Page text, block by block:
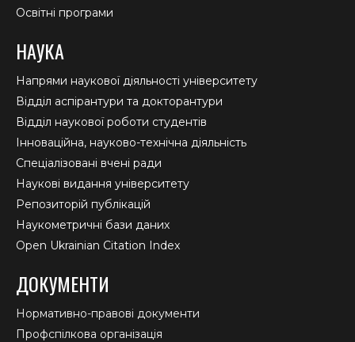
Освітні програми
НАУКА
Напрями наукової діяльності університету
Відділ аспірантури та докторантури
Відділ наукової роботи студентів
Інноваційна, науково-технічна діяльність
Спеціалізовані вчені ради
Наукові видання університету
Репозиторій публікацій
Наукометричні бази даних
Open Ukrainian Citation Index
ДОКУМЕНТИ
Нормативно-правові документи
Профспілкова організація